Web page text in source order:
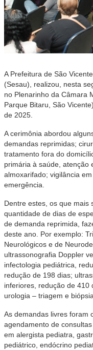
A Prefeitura de São
(Sesau), realizou, nesta
no Plenarinho da Câmara
Parque Bitaru, São
de 2025.
A cerimônia abordou
demandas reprimidas;
tratamento fora do
primária à saúde, atenção
almoxarifado; vigilância
emergência.
Dentre estes, os que mais
quantidade de dias de
de demanda reprimida,
deste ano. Por exemplo:
Neurológicos e de
ultrassonografia Doppler
infectologia pediátrica,
redução de 198 dias;
inferiores, redução de 410
urologia – triagem e
As demandas livres foram
agendamento de
em alergista pediatra,
pediátrico, endócrino